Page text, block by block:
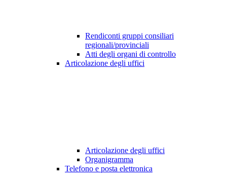
Rendiconti gruppi consiliari
regionali/provinciali
Atti degli organi di controllo
Articolazione degli uffici
Articolazione degli uffici
Organigramma
Telefono e posta elettronica